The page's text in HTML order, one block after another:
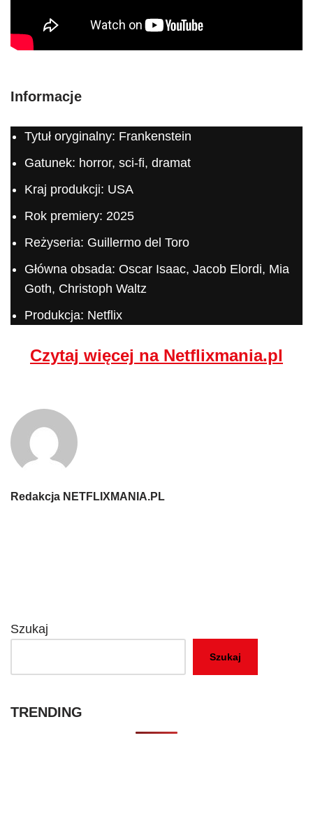
Informacje
Tytuł oryginalny: Frankenstein
Gatunek: horror, sci-fi, dramat
Kraj produkcji: USA
Rok premiery: 2025
Reżyseria: Guillermo del Toro
Główna obsada: Oscar Isaac, Jacob Elordi, Mia
Goth, Christoph Waltz
Produkcja: Netflix
Czytaj więcej na Netflixmania.pl
Redakcja NETFLIXMANIA.PL
Szukaj
Szukaj
TRENDING